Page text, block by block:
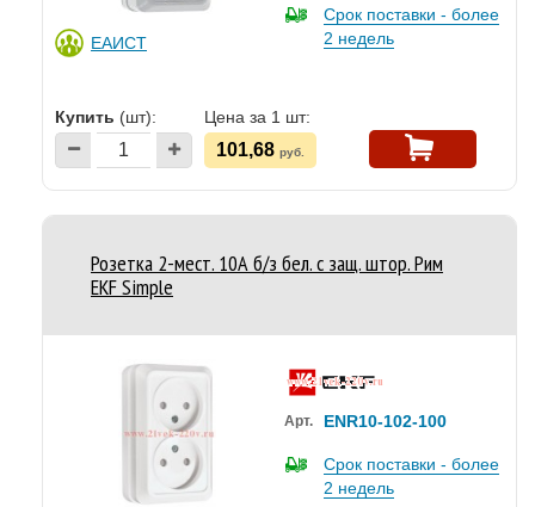
ЕАИСТ
Срок поставки - более
2 недель
Купить (шт): Цена за 1 шт:
101,68 руб.
Розетка 2-мест. 10А б/з бел. с защ. штор. Рим
EKF Simple
Арт. ENR10-102-100
Срок поставки - более
2 недель